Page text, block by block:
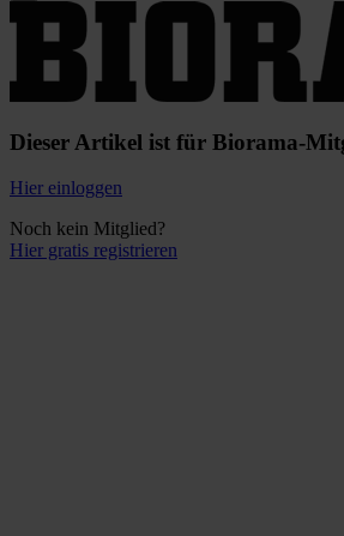
Dieser Artikel ist für Biorama-
Hier einloggen
Noch kein Mitglied?
Hier gratis registrieren